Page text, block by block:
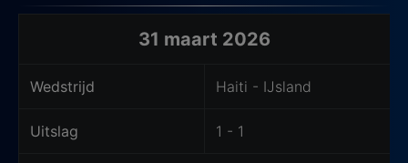
31 maart 2026
Wedstrijd Haiti - IJsland
Uitslag 1 - 1